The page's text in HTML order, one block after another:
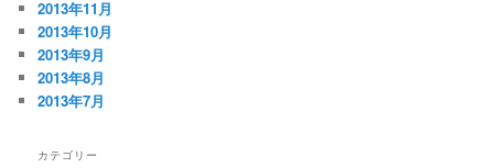
2013年11月
2013年10月
2013年9月
2013年8月
2013年7月
カテゴリー